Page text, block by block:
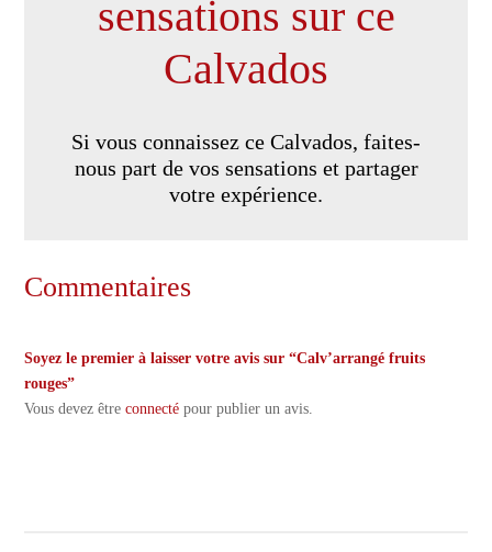
sensations sur ce
Calvados
Si vous connaissez ce Calvados, faites-
nous part de vos sensations et partager
votre expérience.
Commentaires
Soyez le premier à laisser votre avis sur “Calv’arrangé fruits
rouges”
Vous devez êtreconnecté pour publier un avis.